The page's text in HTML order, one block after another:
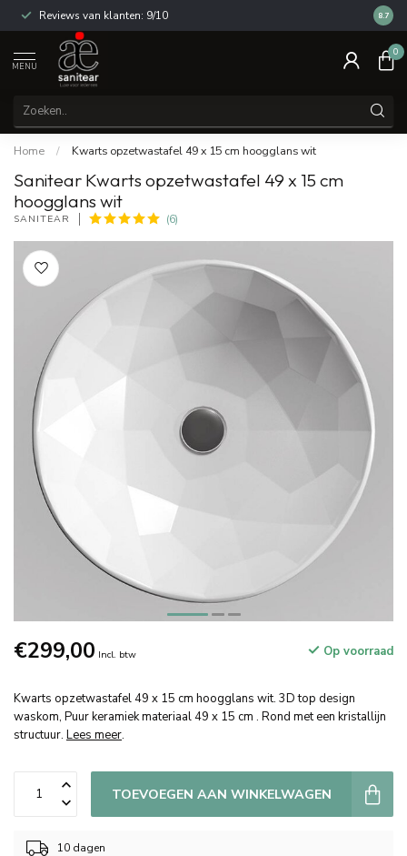
Reviews van klanten: 9/10 14
8.7
MENU
0
Home / Kwarts opzetwastafel 49 x 15 cm hoogglans wit
Sanitear Kwarts opzetwastafel 49 x 15 cm
hoogglans wit
SANITEAR (6)
€299,00 Incl. btw Op voorraad
Kwarts opzetwastafel 49 x 15 cm hoogglans wit. 3D top design
waskom, Puur keramiek materiaal 49 x 15 cm . Rond met een kristallijn
structuur. Lees meer.
TOEVOEGEN AAN WINKELWAGEN
10 dagen